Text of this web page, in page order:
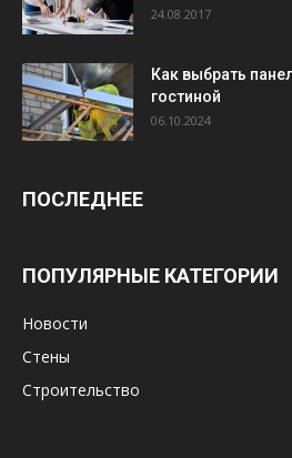
24.08.2017
Как выбрать
гостиной
06.10.2024
ПОСЛЕДНЕЕ
ПОПУЛЯРНЫЕ КАТЕГОРИИ
Новости
Стены
Строительство